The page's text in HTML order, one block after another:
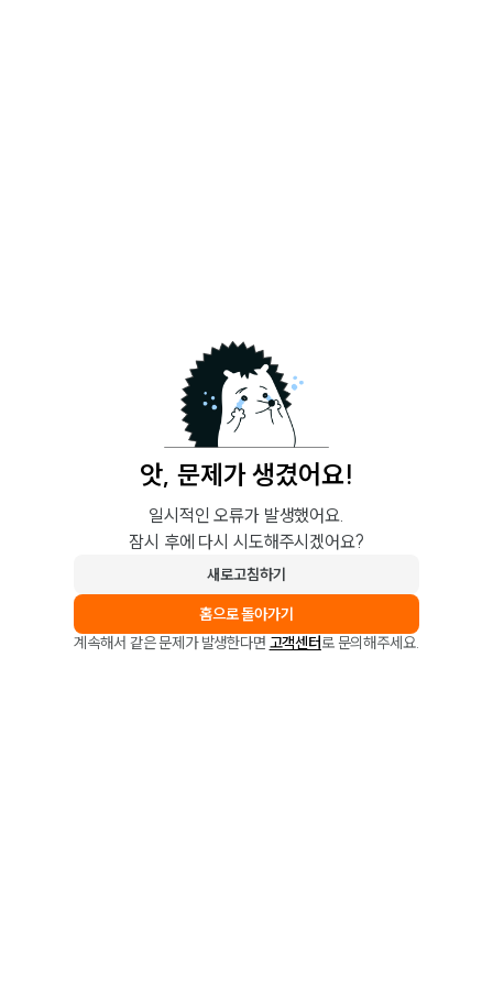
앗, 문제가 생겼어요!
일시적인 오류가 발생했어요.
잠시 후에 다시 시도해주시겠어요?
새로고침하기
홈으로 돌아가기
계속해서 같은 문제가 발생한다면 고객센터로 문의해주세요.